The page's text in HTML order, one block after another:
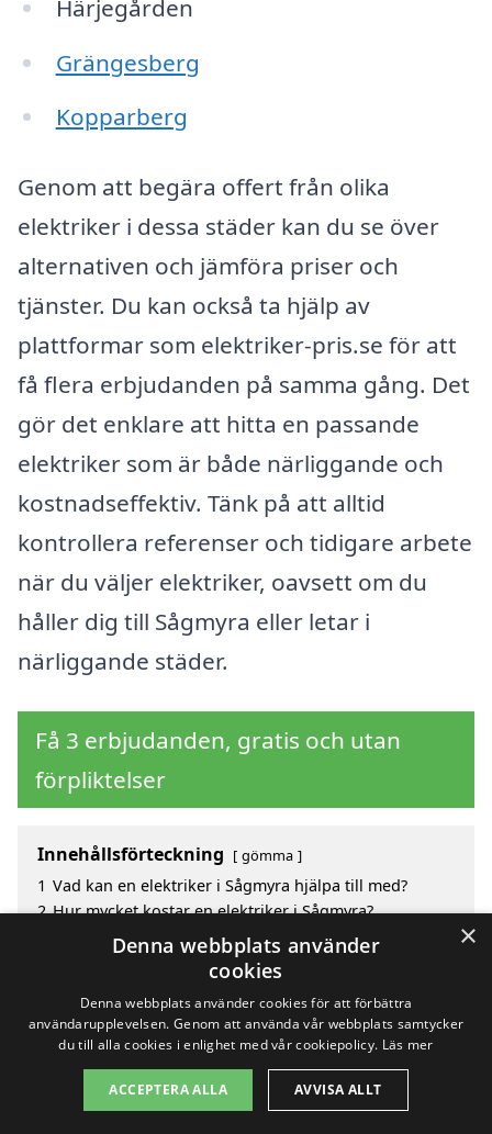
Härjegården
Grängesberg
Kopparberg
Genom att begära offert från olika
elektriker i dessa städer kan du se över
alternativen och jämföra priser och
tjänster. Du kan också ta hjälp av
plattformar som elektriker-pris.se för att
få flera erbjudanden på samma gång. Det
gör det enklare att hitta en passande
elektriker som är både närliggande och
kostnadseffektiv. Tänk på att alltid
kontrollera referenser och tidigare arbete
när du väljer elektriker, oavsett om du
håller dig till Sågmyra eller letar i
närliggande städer.
Få 3 erbjudanden, gratis och utan
förpliktelser
Innehållsförteckning gömma
1 Vad kan en elektriker i Sågmyra hjälpa till med?
2 Hur mycket kostar en elektriker i Sågmyra?
Fördelar med att välja elektriker i Sågmyra
Sök efter en skicklig elektriker i de omgivande
Copyright 2026 - Pilanto Aps
Om / kontakt Blogg Webbplatskarta Villkor
×
Denna webbplats använder
cookies
Denna webbplats använder cookies för att förbättra
användarupplevelsen. Genom att använda vår webbplats samtycker
du till alla cookies i enlighet med vår cookiepolicy. Läs mer
ACCEPTERA ALLA AVVISA ALLT